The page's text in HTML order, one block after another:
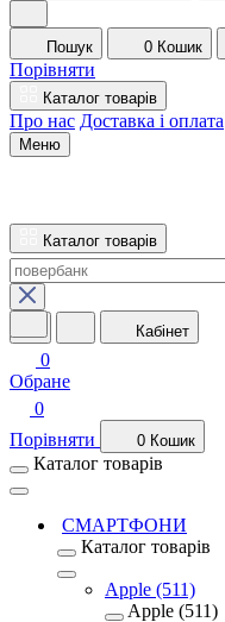
Пошук 0 Кошик
Порівняти
Каталог товарів
Про нас Доставка і оплата
Меню
Каталог товарів
Кабінет
0
Обране
0
Порівняти
0 Кошик
Каталог товарів
СМАРТФОНИ
Каталог товарів
Apple (511)
Apple (511)